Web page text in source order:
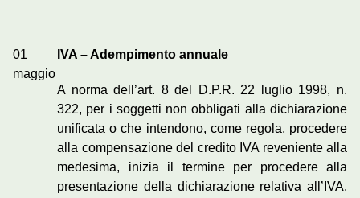
01
maggio
IVA – Adempimento annuale
A norma dell’art. 8 del D.P.R. 22 luglio 1998, n.
322, per i soggetti non obbligati alla dichiarazione
unificata o che intendono, come regola, procedere
alla compensazione del credito IVA reveniente alla
medesima, inizia il termine per procedere alla
presentazione della dichiarazione relativa all’IVA.